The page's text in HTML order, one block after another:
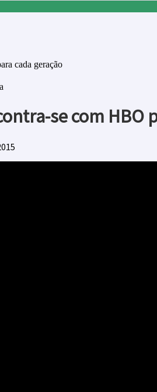
cada geração
se com HBO